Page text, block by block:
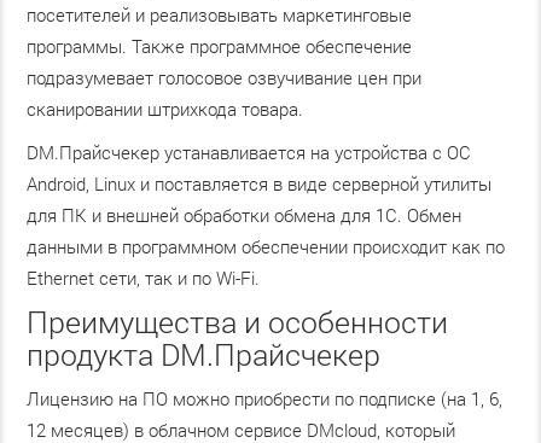
посетителей и реализовывать маркетинговые
программы. Также программное обеспечение
подразумевает голосовое озвучивание цен при
сканировании штрихкода товара.
DM.Прайсчекер устанавливается на устройства с ОС
Android, Linux и поставляется в виде серверной утилиты
для ПК и внешней обработки обмена для 1С. Обмен
данными в программном обеспечении происходит как по
Ethernet сети, так и по Wi-Fi.
Преимущества и особенности
продукта DM.Прайсчекер
Лицензию на ПО можно приобрести по подписке (на 1, 6,
12 месяцев) в облачном сервисе DMcloud, который